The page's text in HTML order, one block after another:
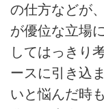
の仕方などが
が優位な立場
してはっきり
ースに引き込
いと悩んだ時